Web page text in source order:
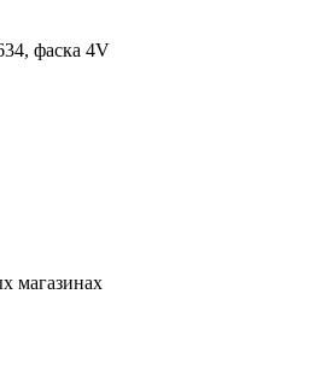
фаска 4V
магазинах